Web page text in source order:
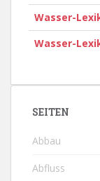
Wasser-
Wasser-
SEITEN
Abbau
Abfluss